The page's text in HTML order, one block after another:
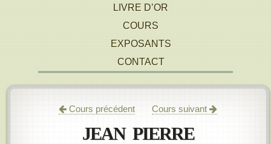
LIVRE D’OR
COURS
EXPOSANTS
CONTACT
Cours précédent Cours suivant
JEAN PIERRE